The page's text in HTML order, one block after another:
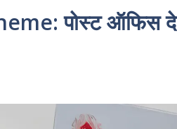
पोस्ट ऑफिस दे